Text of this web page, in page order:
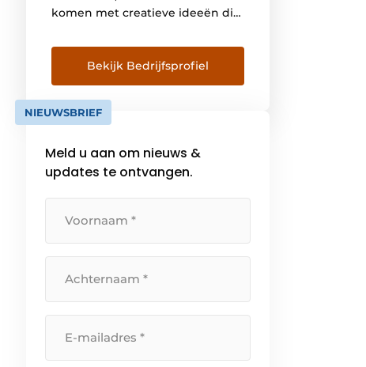
komen met creatieve ideeën die
detail, van A tot Z. Of het nu gaat
om een student, gast, of
bewoner. We geven altijd dat
beetje extra waardoor mensen
zich thuis voelen en onze
[…]
Bekijk Bedrijfsprofiel
NIEUWSBRIEF
Meld u aan om nieuws &
updates te ontvangen.